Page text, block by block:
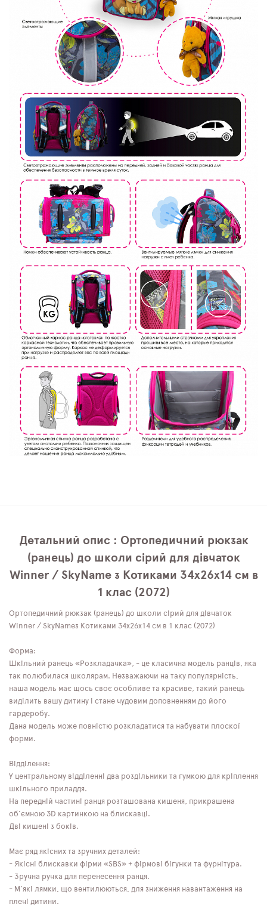
Детальний опис : Ортопедичний рюкзак
(ранець) до школи сірий для дівчаток
Winner / SkyName з Котиками 34х26х14 см в
1 клас (2072)
Ортопедичний рюкзак (ранець) до школи сірий для дівчаток
Winner / SkyNameз Котиками 34х26х14 см в 1 клас (2072)
Форма:
Шкільний ранець «Розкладачка», - це класична модель ранців, яка
так полюбилася школярам. Незважаючи на таку популярність,
наша модель має щось своє особливе та красиве, такий ранець
виділить вашу дитину і стане чудовим доповненням до його
гардеробу.
Дана модель може повністю розкладатися та набувати плоскої
форми.
Відділення:
У центральному відділенні два роздільники та гумкою для кріплення
шкільного приладдя.
На передній частині ранця розташована кишеня, прикрашена
об'ємною 3D картинкою на блискавці.
Дві кишені з боків.
Має ряд якісних та зручних деталей:
- Якісні блискавки фірми «SBS» + фірмові бігунки та фурнітура.
- Зручна ручка для перенесення ранця.
- М'які лямки, що вентилюються, для зниження навантаження на
плечі дитини.